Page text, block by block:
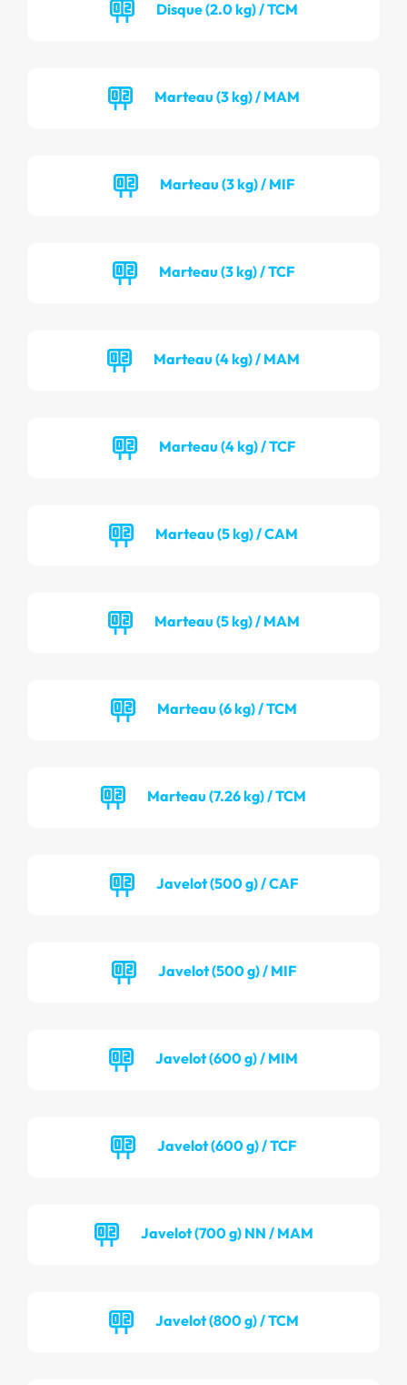
Disque (2.0 kg) / TCM
Marteau (3 kg) / MAM
Marteau (3 kg) / MIF
Marteau (3 kg) / TCF
Marteau (4 kg) / MAM
Marteau (4 kg) / TCF
Marteau (5 kg) / CAM
Marteau (5 kg) / MAM
Marteau (6 kg) / TCM
Marteau (7.26 kg) / TCM
Javelot (500 g) / CAF
Javelot (500 g) / MIF
Javelot (600 g) / MIM
Javelot (600 g) / TCF
Javelot (700 g) NN / MAM
Javelot (800 g) / TCM